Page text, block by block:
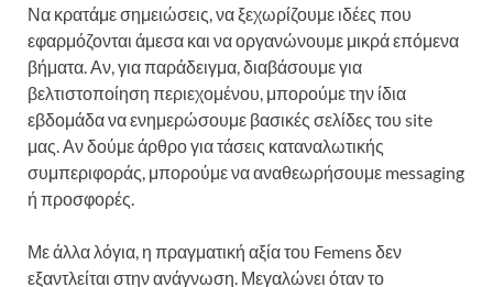
Να κρατάμε σημειώσεις, να ξεχωρίζουμε ιδέες που
εφαρμόζονται άμεσα και να οργανώνουμε μικρά επόμενα
βήματα. Αν, για παράδειγμα, διαβάσουμε για
βελτιστοποίηση περιεχομένου, μπορούμε την ίδια
εβδομάδα να ενημερώσουμε βασικές σελίδες του site
μας. Αν δούμε άρθρο για τάσεις καταναλωτικής
συμπεριφοράς, μπορούμε να αναθεωρήσουμε messaging
ή προσφορές.
Με άλλα λόγια, η πραγματική αξία του Femens δεν
εξαντλείται στην ανάγνωση. Μεγαλώνει όταν το